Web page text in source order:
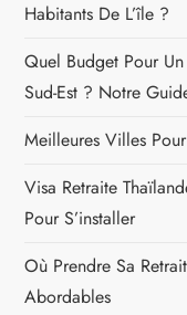
Habitants De L’île ?
Quel Budget Pour
Sud-Est ? Notre
Meilleures Villes
Visa Retraite
Pour S’installer
Où Prendre Sa
Abordables